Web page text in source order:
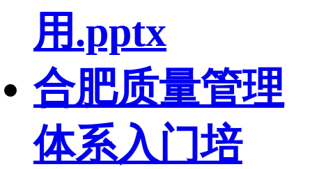
用.pptx
合肥质量管理
体系入门培